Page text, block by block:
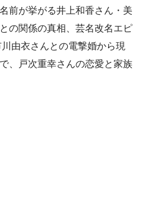
前が挙がる井上和香さん・美
の関係の真相、芸名改名エピ
由衣さんとの電撃婚から現
、戸次重幸さんの恋愛と家族